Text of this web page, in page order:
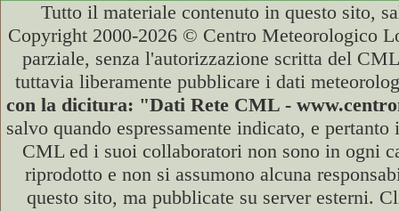
Tutto il materiale contenuto in questo sito,
Copyright 2000-2026 © Centro Meteorologico
parziale, senza l'autorizzazione scritta del
tuttavia liberamente pubblicare i dati
con la dicitura: "Dati Rete CML -
salvo quando espressamente indicato, e
CML ed i suoi collaboratori non sono in ogni
riprodotto e non si assumono alcuna
questo sito, ma pubblicate su server esterni.